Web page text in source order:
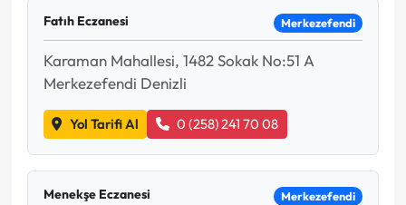
Fatıh Eczanesi Merkezefendi
Karaman Mahallesi, 1482 Sokak No:51 A
Merkezefendi Denizli
Yol Tarifi Al 0 (258) 241 70 08
Menekşe Eczanesi Merkezefendi